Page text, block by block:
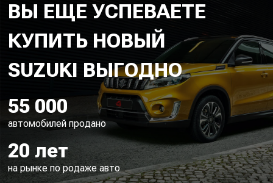
ВЫ ЕЩЕ УСПЕВАЕТЕ
КУПИТЬ НОВЫЙ
SUZUKI ВЫГОДНО
55 000
автомобилей продано
20 лет
на рынке по родаже авто